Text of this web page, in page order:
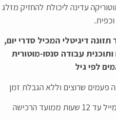
עדינה ליכולת להחזיק מזלג
וכפית.
דיגיטלי המכיל סדרי יום,
עבודה סנסו-מוטורית
לפי גיל